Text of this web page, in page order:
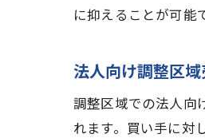
に抑えることが可能
法人向け調整区
調整区域での法人向
れます。買い手に対